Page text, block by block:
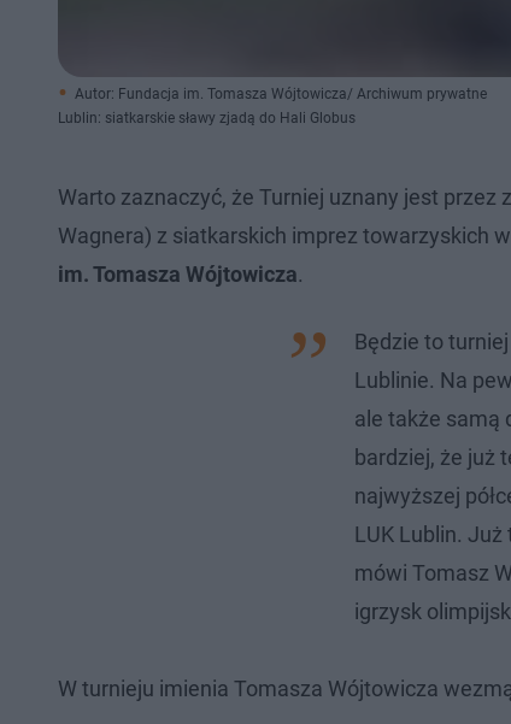
Autor: Fundacja im. Tomasza Wójtowicza/ Archiwum prywatne
Lublin: siatkarskie sławy zjadą do Hali Globus
Warto zaznaczyć, że Turniej uznany jest
Wagnera) z siatkarskich imprez towarzyskich
im. Tomasza Wójtowicza.
Będzie to
Lublinie. Na
ale także samą
bardziej, że już
najwyższej
LUK Lublin.
mówi Tomasz
igrzysk
W turnieju imienia Tomasza Wójtowicza